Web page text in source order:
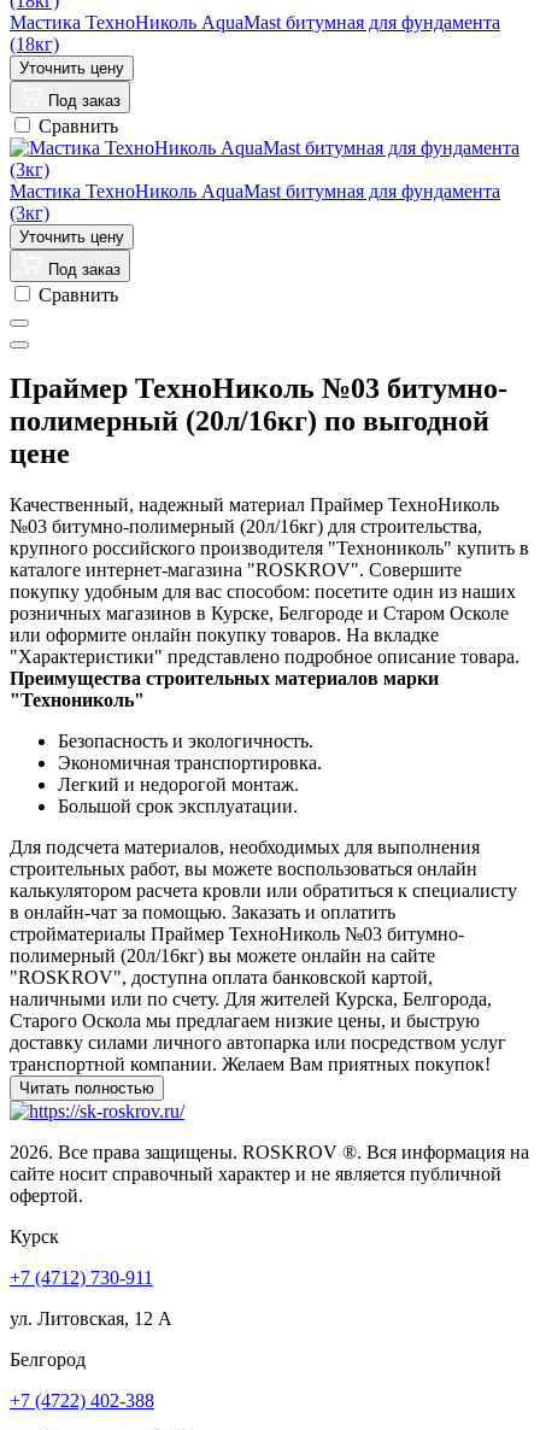
Мастика ТехноНиколь AquaMast битумная для фундамента
(18кг)
Под заказ
Сравнить
Мастика ТехноНиколь AquaMast битумная для фундамента
(3кг)
Под заказ
Сравнить
Праймер ТехноНиколь №03 битумно-
полимерный (20л/16кг) по выгодной
цене
Качественный, надежный материал Праймер ТехноНиколь
№03 битумно-полимерный (20л/16кг) для строительства,
крупного российского производителя "Технониколь" купить в
каталоге интернет-магазина "ROSKROV". Совершите
покупку удобным для вас способом: посетите один из наших
розничных магазинов в Курске, Белгороде и Старом Осколе
или оформите онлайн покупку товаров. На вкладке
"Характеристики" представлено подробное описание товара.
Преимущества строительных материалов марки
"Технониколь"
Безопасность и экологичность.
Экономичная транспортировка.
Легкий и недорогой монтаж.
Большой срок эксплуатации.
Для подсчета материалов, необходимых для выполнения
строительных работ, вы можете воспользоваться онлайн
калькулятором расчета кровли или обратиться к специалисту
в онлайн-чат за помощью. Заказать и оплатить
стройматериалы Праймер ТехноНиколь №03 битумно-
полимерный (20л/16кг) вы можете онлайн на сайте
"ROSKROV", доступна оплата банковской картой,
наличными или по счету. Для жителей Курска, Белгорода,
Старого Оскола мы предлагаем низкие цены, и быструю
доставку силами личного автопарка или посредством услуг
транспортной компании. Желаем Вам приятных покупок!
2026. Все права защищены. ROSKROV ®. Вся информация на
сайте носит справочный характер и не является публичной
офертой.
Курск
+7 (4712) 730-911
ул. Литовская, 12 А
Белгород
+7 (4722) 402-388